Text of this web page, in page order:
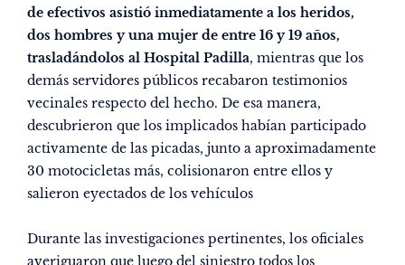
de efectivos asistió inmediatamente a los heridos,
dos hombres y una mujer de entre 16 y 19 años,
trasladándolos al Hospital Padilla, mientras que los
demás servidores públicos recabaron testimonios
vecinales respecto del hecho. De esa manera,
descubrieron que los implicados habían participado
activamente de las picadas, junto a aproximadamente
30 motocicletas más, colisionaron entre ellos y
salieron eyectados de los vehículos
Durante las investigaciones pertinentes, los oficiales
averiguaron que luego del siniestro todos los